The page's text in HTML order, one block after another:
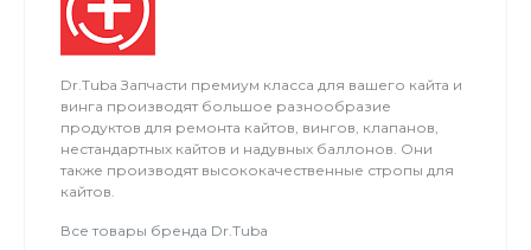
Dr.Tuba Запчасти премиум класса для вашего кайта и
винга производят большое разнообразие
продуктов для ремонта кайтов, вингов, клапанов,
нестандартных кайтов и надувных баллонов. Они
также производят высококачественные стропы для
кайтов.
Все товары бренда Dr.Tuba